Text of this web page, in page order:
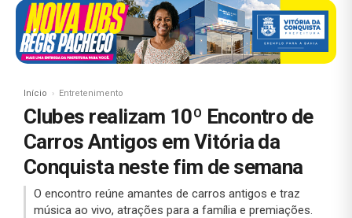
Início Entretenimento
Clubes realizam 10º Encontro de
Carros Antigos em Vitória da
Conquista neste fim de semana
O encontro reúne amantes de carros antigos e traz
música ao vivo, atrações para a família e premiações.